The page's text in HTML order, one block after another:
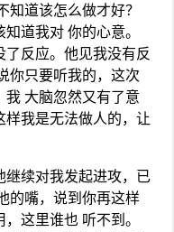
知道该怎么做才好？
道我对 你的心意。
反应。他见我没有反
你只要听我的，这次
我 大脑忽然又有了意
样我是无法做人的，让
继续对我发起进攻，已
的嘴，说到你再这样
这里谁也 听不到。